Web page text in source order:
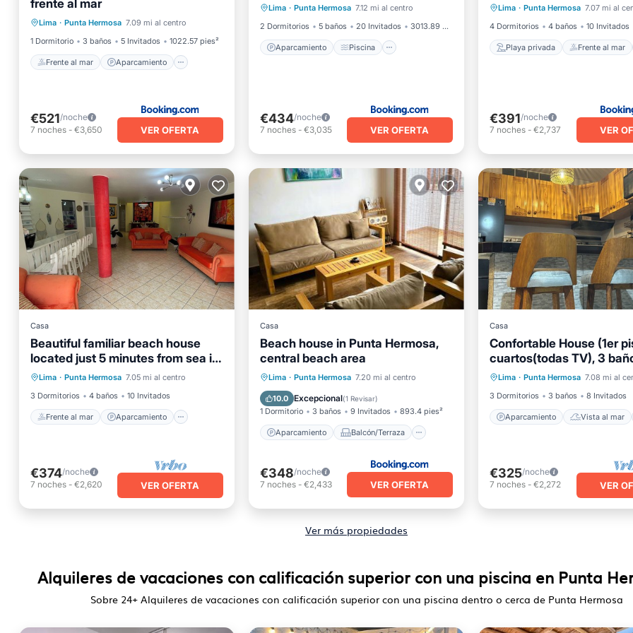
frente al mar
Lima · Punta Hermosa 7.09 mi al centro
1 Dormitorio
3 baños 5 Invitados 1022.57 pies²
Frente al mar Aparcamiento
Frente al mar
Piscina
Vista al mar
€521/noche
7 noches - €3,650 VER OFERTA
Lima · Punta Hermosa 7.12 mi al centro
2 Dormitorios
5 baños 20 Invitados 3013.89 pies²
Aparcamiento Piscina
Aire acondicionado
€434/noche
7 noches- €3,035 VER OFERTA
Lima · Punta Hermosa 7.07 mi al
4 Dormitorios
4 baños 10 Invitados
Playa privada Frente al mar
Aparcamiento
€391/noche
7 noches- €2,737 VER
Casa
Beautiful familiar beach house
located just 5 minutes from sea in
Punta Hermosa.
Lima · Punta Hermosa 7.05 mi al centro
3 Dormitorios
4 baños 10 Invitados
Frente al mar Aparcamiento
Frente al mar
Aparcamiento
Vista al mar
Balcón/Terraza
€374/noche
7 noches - €2,620 VER OFERTA
Casa
Beach house in Punta Hermosa,
central beach area
Lima · Punta Hermosa 7.20 mi al centro
10.0 Excepcional(1 Revisar)
1 Dormitorio 3 baños 9 Invitados 893.4 pies²
Aparcamiento Balcón/Terraza
Aparcamiento
Balcón/Terraza
Internet
Se admiten mascotas
€348/noche
7 noches- €2,433 VER OFERTA
Casa
Confortable House (1er
cuartos(todas TV), 3
caliente), 5 camas
Lima · Punta Hermosa 7.08 mi al
3 Dormitorios
3 baños 8 Invitados
Aparcamiento Vista al mar
Aparcamiento
Vista al
Vistas
Cocina
€325/noche
7 noches- €2,272 VER
Ver más propiedades
Alquileres de vacaciones con calificación superior con una piscina en Punta
Sobre 24+ Alquileres de vacaciones con calificación superior con una piscina dentro o cerca de Punta Hermosa